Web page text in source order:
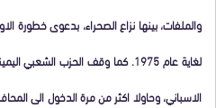
والملفات، بينها نزاع الصحراء، بدعوى خطورة
لغاية عام 1975. كما وقف الحزب
الاسباني، وحاولا اكثر من مرة الدخول الى